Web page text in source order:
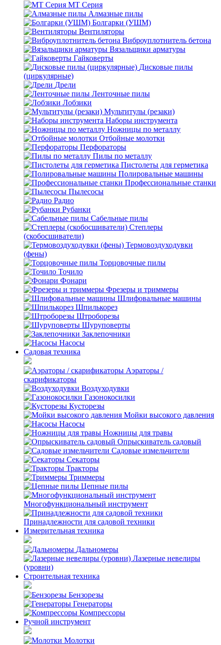
MT Серия
Алмазные пилы
Болгарки (УШМ)
Вентиляторы
Виброуплотнитель бетона
Вязальщики арматуры
Гайковерты
Дисковые пилы
(циркулярные)
Дрели
Ленточные пилы
Лобзики
Мультитулы (резаки)
Наборы инструмента
Ножницы по металлу
Отбойные молотки
Перфораторы
Пилы по металлу
Пистолеты для герметика
Полировальные машины
Профессиональные станки
Пылесосы
Радио
Рубанки
Сабельные пилы
Степлеры
(скобосшиватели)
Термовоздуходувки
(фены)
Торцовочные пилы
Точило
Фонари
Фрезеры и триммеры
Шлифовальные машины
Шпилькорез
Штроборезы
Шуруповерты
Заклепочники
Насосы
Садовая техника
Аэраторы /
скарификаторы
Воздуходувки
Газонокосилки
Кусторезы
Мойки высокого давления
Насосы
Ножницы для травы
Опрыскиватель садовый
Садовые измельчители
Секаторы
Тракторы
Триммеры
Цепные пилы
Многофункциональный инструмент
Принадлежности для садовой техники
Измерительная техника
Дальномеры
Лазерные невелиры
(уровни)
Строительная техника
Бензорезы
Генераторы
Компрессоры
Ручной инструмент
Молотки